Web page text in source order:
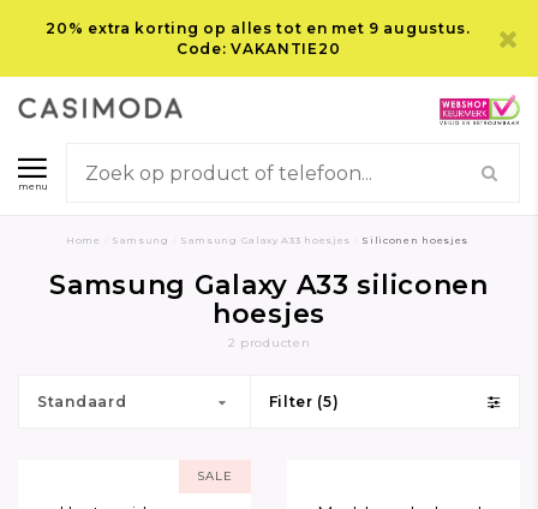
20% extra korting op alles tot en met 9 augustus.
Code: VAKANTIE20
menu
Home Samsung Samsung Galaxy A33 hoesjes Siliconen hoesjes
Samsung Galaxy A33 siliconen
hoesjes
2 producten
Standaard Filter (5)
SALE